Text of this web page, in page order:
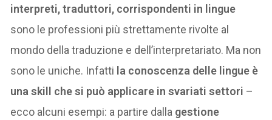
interpreti, traduttori, corrispondenti in lingue
sono le professioni più strettamente rivolte al
mondo della traduzione e dell’interpretariato. Ma non
sono le uniche. Infatti la conoscenza delle lingue è
una skill che si può applicare in svariati settori –
ecco alcuni esempi: a partire dalla gestione